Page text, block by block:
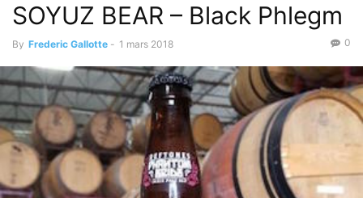
SOYUZ BEAR – Black Phlegm
By Frederic Gallotte - 1 mars 2018 0